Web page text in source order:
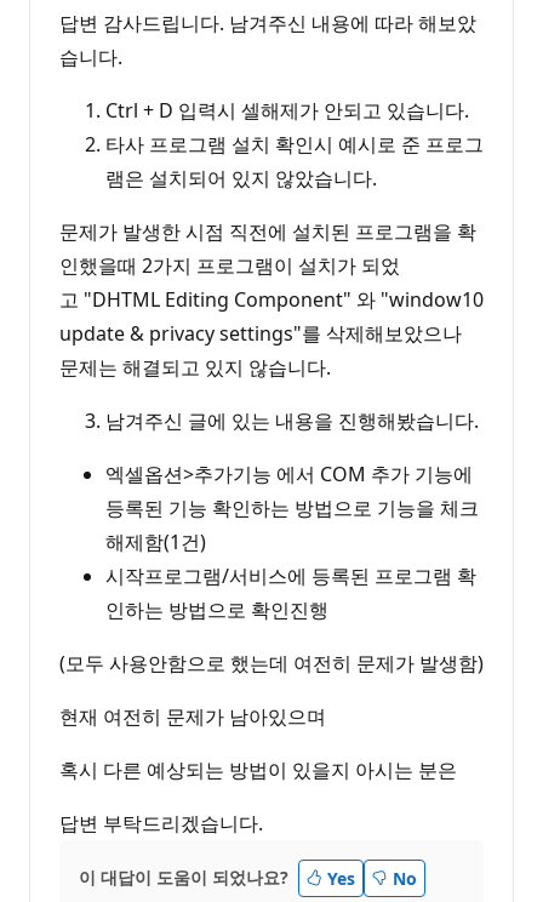
답변 감사드립니다. 남겨주신 내용에 따라 해보았
습니다.
Ctrl + D 입력시 셀해제가 안되고 있습니다.
타사 프로그램 설치 확인시 예시로 준 프로그
램은 설치되어 있지 않았습니다.
문제가 발생한 시점 직전에 설치된 프로그램을 확
인했을때 2가지 프로그램이 설치가 되었
고 "DHTML Editing Component" 와 "window10
update & privacy settings"를 삭제해보았으나
문제는 해결되고 있지 않습니다.
남겨주신 글에 있는 내용을 진행해봤습니다.
엑셀옵션>추가기능 에서 COM 추가 기능에
등록된 기능 확인하는 방법으로 기능을 체크
해제함(1건)
시작프로그램/서비스에 등록된 프로그램 확
인하는 방법으로 확인진행
(모두 사용안함으로 했는데 여전히 문제가 발생함)
현재 여전히 문제가 남아있으며
혹시 다른 예상되는 방법이 있을지 아시는 분은
답변 부탁드리겠습니다.
이 대답이 도움이 되었나요? Yes No